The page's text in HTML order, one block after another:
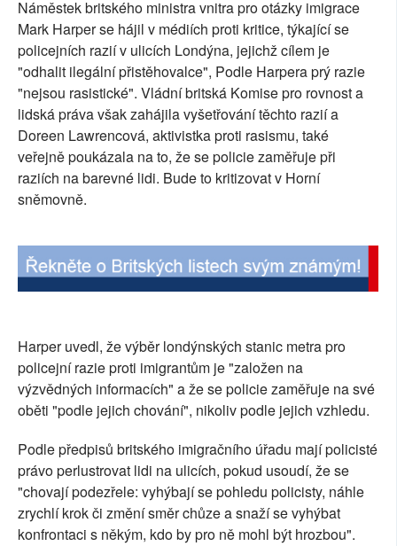
SOCIÁLNÍ SÍTĚ
RUBRIKY
PLNÁ VERZE STRÁNEK
Náměstek britského ministra vnitra pro otázky imigrace
Mark Harper se hájil v médiích proti kritice, týkající se
policejních razií v ulicích Londýna, jejichž cílem je
"odhalit ilegální přistěhovalce", Podle Harpera prý razie
"nejsou rasistické". Vládní britská Komise pro rovnost a
lidská práva však zahájila vyšetřování těchto razií a
Doreen Lawrencová, aktivistka proti rasismu, také
veřejně poukázala na to, že se policie zaměřuje při
raziích na barevné lidi. Bude to kritizovat v Horní
sněmovně.
Harper uvedl, že výběr londýnských stanic metra pro
policejní razie proti imigrantům je "založen na
výzvědných informacích" a že se policie zaměřuje na své
oběti "podle jejich chování", nikoliv podle jejich vzhledu.
Podle předpisů britského imigračního úřadu mají policisté
právo perlustrovat lidi na ulicích, pokud usoudí, že se
"chovají podezřele: vyhýbají se pohledu policisty, náhle
zrychlí krok či změní směr chůze a snaží se vyhýbat
konfrontaci s někým, kdo by pro ně mohl být hrozbou".